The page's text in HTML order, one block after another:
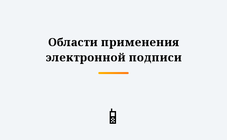
Области применения
электронной подписи
📱